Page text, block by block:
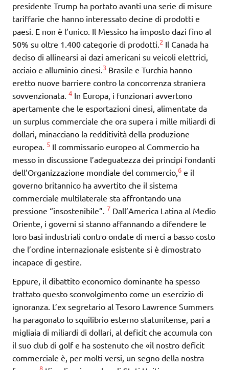
presidente Trump ha portato avanti una serie di misure
tariffarie che hanno interessato decine di prodotti e
paesi. E non è l’unico. Il Messico ha imposto dazi fino al
50% su oltre 1.400 categorie di prodotti.2 Il Canada ha
deciso di allinearsi ai dazi americani su veicoli elettrici,
acciaio e alluminio cinesi.3 Brasile e Turchia hanno
eretto nuove barriere contro la concorrenza straniera
sovvenzionata. 4 In Europa, i funzionari avvertono
apertamente che le esportazioni cinesi, alimentate da
un surplus commerciale che ora supera i mille miliardi di
dollari, minacciano la redditività della produzione
europea. 5 Il commissario europeo al Commercio ha
messo in discussione l’adeguatezza dei principi fondanti
dell’Organizzazione mondiale del commercio,6 e il
governo britannico ha avvertito che il sistema
commerciale multilaterale sta affrontando una
pressione “insostenibile”. 7 Dall’America Latina al Medio
Oriente, i governi si stanno affannando a difendere le
loro basi industriali contro ondate di merci a basso costo
che l’ordine internazionale esistente si è dimostrato
incapace di gestire.
Eppure, il dibattito economico dominante ha spesso
trattato questo sconvolgimento come un esercizio di
ignoranza. L’ex segretario al Tesoro Lawrence Summers
ha paragonato lo squilibrio esterno statunitense, pari a
migliaia di miliardi di dollari, al deficit che accumula con
il suo club di golf e ha sostenuto che «il nostro deficit
commerciale è, per molti versi, un segno della nostra
8